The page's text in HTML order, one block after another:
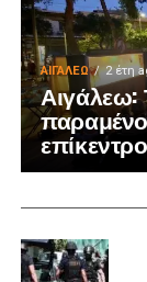
ΑΙΓΑΛΕΩ 2 έτη
Αιγάλεω: